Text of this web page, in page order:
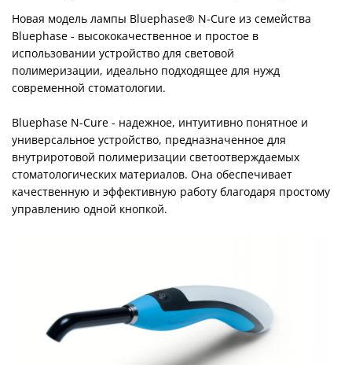
Новая модель лампы Bluephase® N-Cure из семейства
Bluephase - высококачественное и простое в
использовании устройство для световой
полимеризации, идеально подходящее для нужд
современной стоматологии.
Bluephase N-Cure - надежное, интуитивно понятное и
универсальное устройство, предназначенное для
внутриротовой полимеризации светоотверждаемых
стоматологических материалов. Она обеспечивает
качественную и эффективную работу благодаря простому
управлению одной кнопкой.